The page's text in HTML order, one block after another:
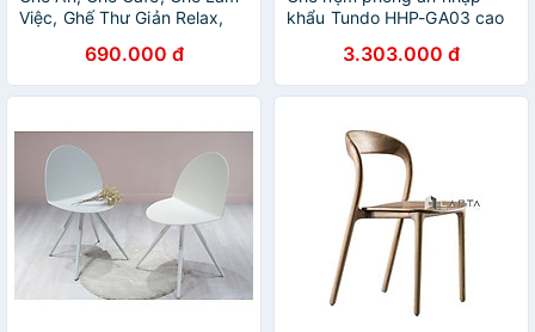
Việc, Ghế Thư Giản Relax,
Đương Đại, Phân Khúc Trung
Lưu
690.000 đ
khẩu Tundo HHP-GA03 cao
3.303.000 đ